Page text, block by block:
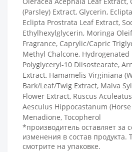
(Parsley) Extract, Glycerin,
Eclipta Prostrata Leaf Extract,
Ethylhexylglycerin, Moringa
Fragrance, Caprylic/Capric
Methyl Chalcone, Hydrogenated
Polyglyceryl-10 Diisostearate,
Extract, Hamamelis Virginiana
Bark/Leaf/Twig Extract, Malva
Flower Extract, Ruscus
Aesculus Hippocastanum
Menadione, Tocopherol
*производитель оставляет за
изменения в состав продукта.
смотрите на упаковке.